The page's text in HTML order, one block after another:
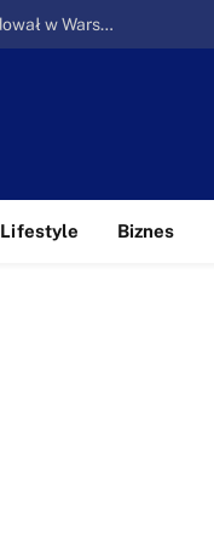
Ucieczka z piekła: Pierwszy samolot z Polakami wylądował w Warszawie
Lifestyle Biznes